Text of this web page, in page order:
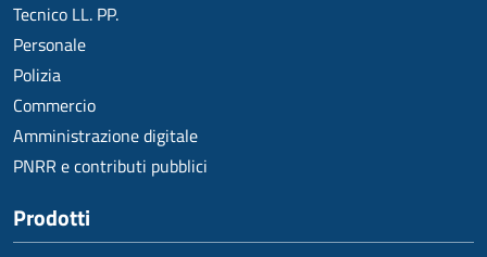
Tecnico LL. PP.
Personale
Polizia
Commercio
Amministrazione digitale
PNRR e contributi pubblici
Prodotti